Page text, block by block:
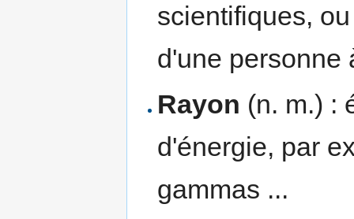
scientifiques,
d'une personne
Rayon (n. m.) :
d'énergie, par
gammas ...